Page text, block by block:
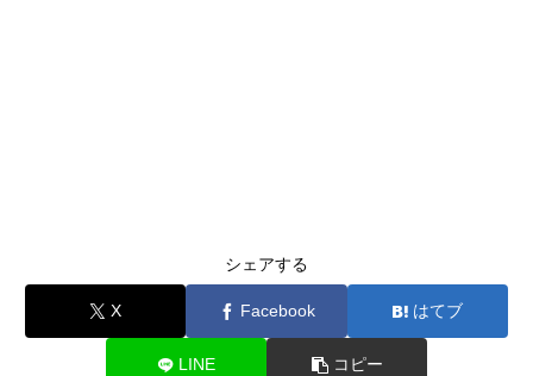
シェアする
X Facebook はてブ
LINE コピー